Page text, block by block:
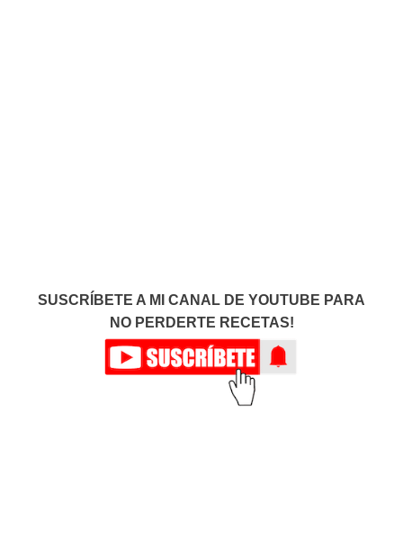
SUSCRÍBETE A MI CANAL DE YOUTUBE PARA
NO PERDERTE RECETAS!